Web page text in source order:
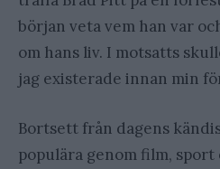
början veta vem han var
om hans liv. I motsatts
jag existerade innan min
Bortsett från dagens
populära genom film,